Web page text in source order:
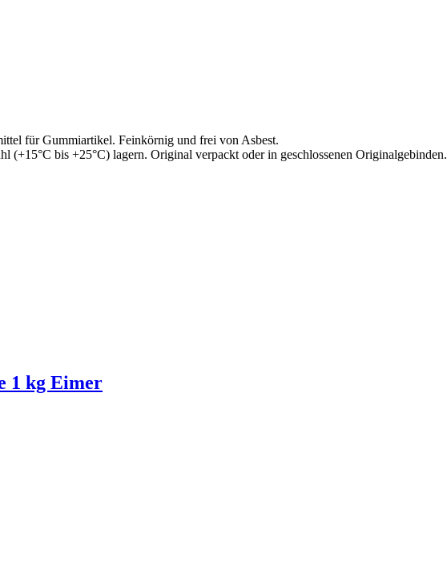
für Gummiartikel. Feinkörnig und frei von Asbest.
(+15°C bis +25°C) lagern. Original verpackt oder in geschlossenen Originalgebinden.
1 kg Eimer